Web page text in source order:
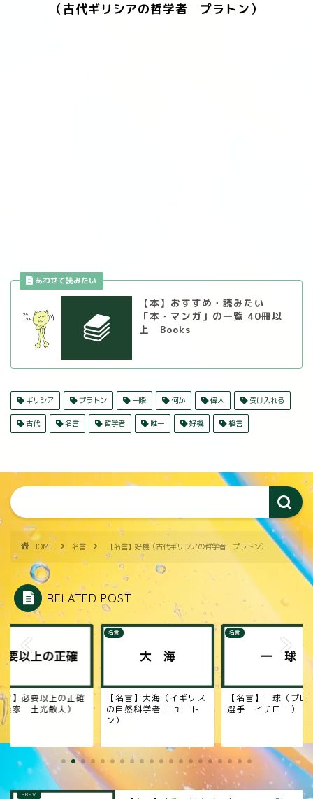
（古代ギリシアの哲学者 プラトン）
【本】おすすめ・読みたい
「本・マンガ」の一覧 40冊以
上 Books
ギリシア プラトン 一瞬 何か 偉人 受け入れる
古代 名言 哲学者 唯一 好機 格言
HOME 名言 【名言】好機（古代ギリシアの哲学者 プラトン）
RELATED POST
言】大海（イギリス
科学者 ニュート
名言
【名言】一球（プロ野球
選手 イチロー）
名言
【名言】 失敗 （ア
ランドの著述家 マ